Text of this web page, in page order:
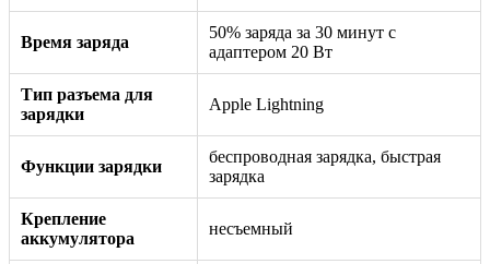
Время заряда
50% заряда за 30 минут с
адаптером 20 Вт
Тип разъема для
зарядки
Apple Lightning
Функции зарядки
беспроводная зарядка, быстрая
зарядка
Крепление
аккумулятора
несъемный